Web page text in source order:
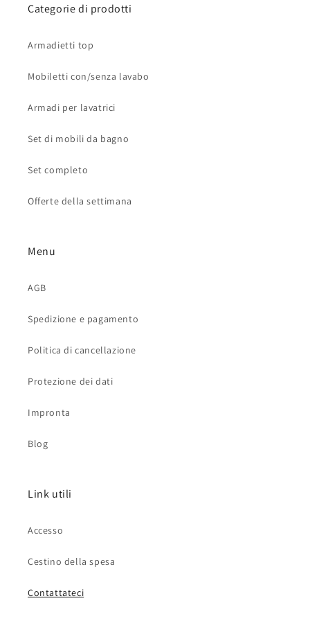
Categorie di prodotti
Armadietti top
Mobiletti con/senza lavabo
Armadi per lavatrici
Set di mobili da bagno
Set completo
Offerte della settimana
Menu
AGB
Spedizione e pagamento
Politica di cancellazione
Protezione dei dati
Impronta
Blog
Link utili
Accesso
Cestino della spesa
Contattateci